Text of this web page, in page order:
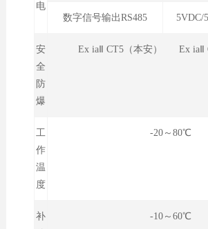
电
数字信号输出RS485 5VDC/
安
全
防
爆
Ex iaⅡ CT5（本安） Ex iaⅡ
工
作
温
度
-20～80℃
补
-10～60℃